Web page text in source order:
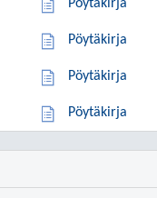
Pöytäkirja
Pöytäkirja
Pöytäkirja
Pöytäkirja